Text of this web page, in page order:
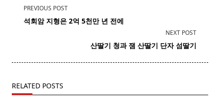
<span
class="nav-
text">Page</span>
PREVIOUS POST
석회암 지형은 2억 5천만 년 전에
NEXT POST
산딸기 청과 잼 산딸기 단자 섬딸기
RELATED POSTS